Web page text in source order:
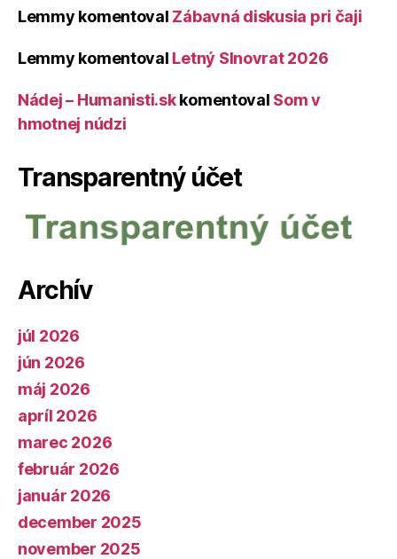
Lemmy komentoval Zábavná diskusia pri čaji
Lemmy komentoval Letný Slnovrat 2026
Nádej – Humanisti.skkomentoval Som v
hmotnej núdzi
Transparentný účet
Archív
júl 2026
jún 2026
máj 2026
apríl 2026
marec 2026
február 2026
január 2026
december 2025
november 2025